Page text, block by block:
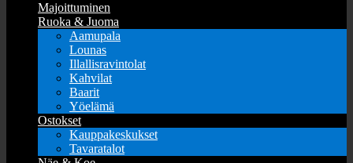
Majoittuminen
Ruoka & Juoma
Aamupala
Lounas
Illallisravintolat
Kahvilat
Baarit
Yöelämä
Ostokset
Kauppakeskukset
Tavaratalot